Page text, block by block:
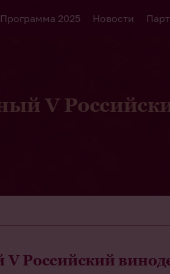
Программа 2025 Новости
V
Российский